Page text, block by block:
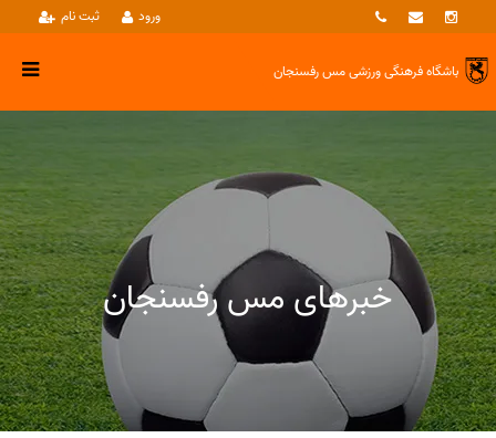
ثبت نام ورود
باشگاه فرهنگی ورزشیمس رفسنجان
خبرهای مس رفسنجان
خبرها بزرگسالان